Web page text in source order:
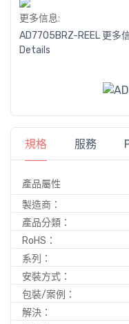
更多信息:
AD7705BRZ-REEL 更多
Details
規格 服務
產品屬性
製造商：
產品分類：
RoHS：
系列：
安裝方式：
包裝/案例：
解決：